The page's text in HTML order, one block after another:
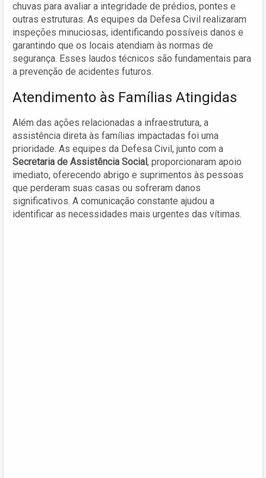
chuvas para avaliar a integridade de prédios, pontes e
outras estruturas. As equipes da Defesa Civil realizaram
inspeções minuciosas, identificando possíveis danos e
garantindo que os locais atendiam às normas de
segurança. Esses laudos técnicos são fundamentais para
a prevenção de acidentes futuros.
Atendimento às Famílias Atingidas
Além das ações relacionadas a infraestrutura, a
assistência direta às famílias impactadas foi uma
prioridade. As equipes da Defesa Civil, junto com a
Secretaria de Assistência Social , proporcionaram apoio
imediato, oferecendo abrigo e suprimentos às pessoas
que perderam suas casas ou sofreram danos
significativos. A comunicação constante ajudou a
identificar as necessidades mais urgentes das vítimas.